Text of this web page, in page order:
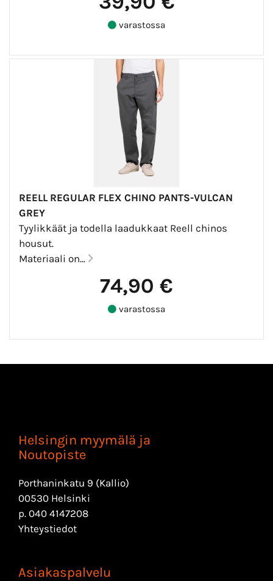
varastossa
REELL REGULAR FLEX CHINO PANTS-VULCAN
GREY
Tyylikkäät ja todella laadukkaat Reell chinos
housut.
Materiaali on...
74,90 €
varastossa
Helsingin myymälä ja
Noutopiste
Porthaninkatu 9 (Kallio)
00530 Helsinki
p. 040 4147208
Yhteystiedot
Asiakaspalvelu